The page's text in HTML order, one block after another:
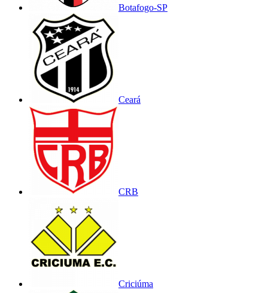
Botafogo-SP
Ceará
CRB
Criciúma